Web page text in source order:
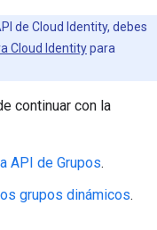
de Cloud Identity, debes
Cloud Identitypara
continuar con la
API de Grupos.
grupos dinámicos.